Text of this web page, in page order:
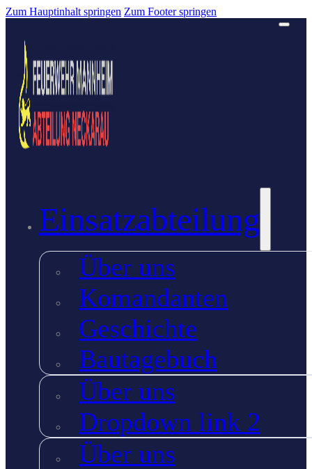
Zum Hauptinhalt springen Zum Footer springen
Einsatzabteilung
Über uns
Komandanten
Geschichte
Bautagebuch
Über uns
Dropdown link 2
Über uns